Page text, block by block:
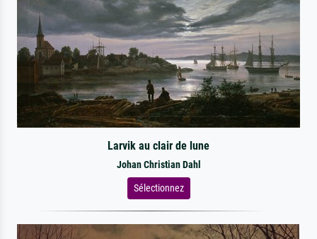
Larvik au clair de lune
Johan Christian Dahl
Sélectionnez